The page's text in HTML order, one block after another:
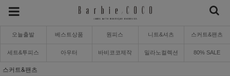
오늘출발 베스트상품 원피스 니트&셔츠 스커트&팬츠
세트&투피스 아우터 바비코코제작 밀라노컬렉션 80% SALE
스커트&팬츠